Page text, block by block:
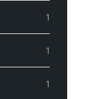
1
1
1